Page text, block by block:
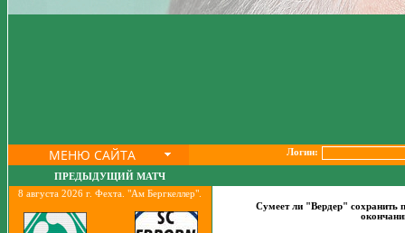
МЕНЮ САЙТА Логин:
ПРЕДЫДУЩИЙ МАТЧ
8 августа 2026 г. Фехта. "Ам Бергкеллер".
Сумеет ли "Вердер" сохранить